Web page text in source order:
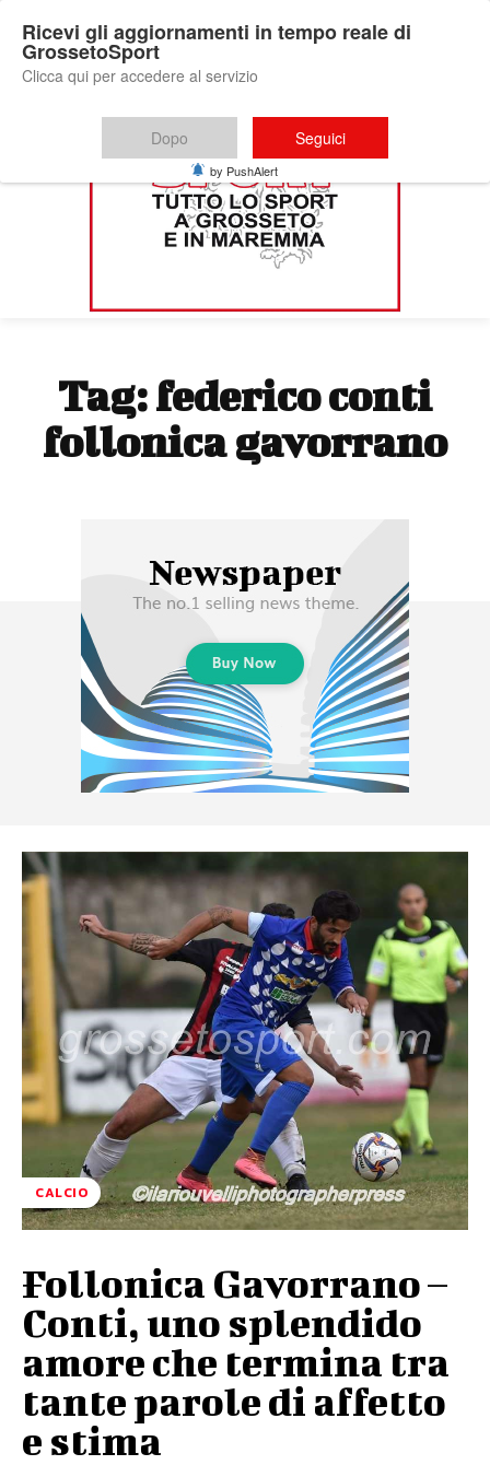
Tag:federico conti
follonica gavorrano
CALCIO
Follonica Gavorrano –
Conti, uno splendido
amore che termina tra
tante parole di affetto
e stima
Ricevi gli aggiornamenti in tempo reale di
GrossetoSport
Clicca qui per accedere al servizio
Dopo Seguici
by PushAlert